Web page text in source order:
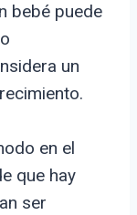
bebé puede
un
en el
que hay
ser